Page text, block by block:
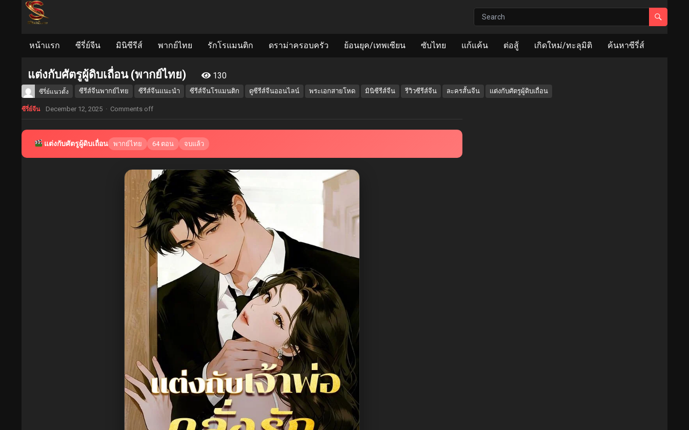
หน้าแรก ซีรี่ย์จีน มินิซีรีส์ พากย์ไทย รักโรแมนติก ดราม่าครอบครัว ย้อนยุค/เทพเซียน ซับไทย แก้แค้น ต่อสู้ เกิดใหม่/ทะลุมิติ ค้นหาซีรี่ส์
แต่งกับศัตรูผู้ดิบเถื่อน (พากย์ไทย) 130
ซีรี่ย์แนวตั้ง ซีรีส์จีนพากย์ไทย ซีรีส์จีนแนะนำ ซีรีส์จีนโรแมนติก ดูซีรีส์จีนออนไลน์ พระเอกสายโหด มินิซีรีส์จีน รีวิวซีรีส์จีน ละครสั้นจีน แต่งกับศัตรูผู้ดิบเถื่อน
ซีรี่ย์จีน December 12, 2025 · Comments off
แต่งกับศัตรูผู้ดิบเถื่อน พากย์ไทย 64 ตอน จบแล้ว